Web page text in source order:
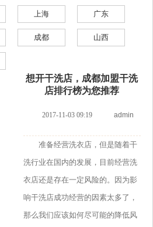
上海 广东
成都 山西
想开干洗店，成都加盟干洗
店排行榜为您推荐
2017-11-03 09:19 admin
准备经营洗衣店，但是随着干
洗行业在国内的发展，目前经营洗
衣店还是存在一定风险的。因为影
响干洗店成功经营的因素太多了，
那么我们应该如何尽可能的降低风